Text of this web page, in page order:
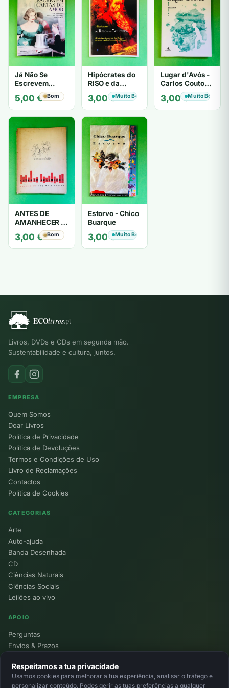
Já Não Se
Escrevem
Cartas de Amor
- Mário
Zambujal
5,00 € Bom
Hipócrates do
RISO e da
LOUCURA
3,00€Muito Bom
Lugar d'Avós -
Carlos Couto
Amaral
3,00€Muito Bom
ANTES DE
AMANHECER -
ruy de oliveira
3,00 € Bom
Estorvo - Chico
Buarque
3,00€Muito Bom
Livros, DVDs e CDs em segunda mão.
Sustentabilidade e cultura, juntos.
EMPRESA
Quem Somos
Doar Livros
Política de Privacidade
Política de Devoluções
Termos e Condições de Uso
Livro de Reclamações
Contactos
Política de Cookies
CATEGORIAS
Arte
Auto-ajuda
Banda Desenhada
CD
Ciências Naturais
Ciências Sociais
Leilões ao vivo
APOIO
Perguntas
Envios & Prazos
Devoluções
Minha Conta
Respeitamos a tua privacidade
Usamos cookies para melhorar a tua experiência, analisar o tráfego e
personalizar conteúdo. Podes gerir as tuas preferências a qualquer